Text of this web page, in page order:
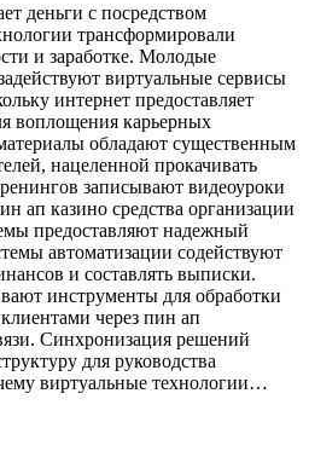
деньги с посредством
трансформировали
и заработке. Молодые
виртуальные сервисы
интернет предоставляет
воплощения карьерных
обладают существенным
нацеленной прокачивать
записывают видеоуроки
ап казино средства организации
предоставляют надежный
автоматизации содействуют
и составлять выписки.
инструменты для обработки
через пин ап
Синхронизация решений
для руководства
виртуальные технологии…